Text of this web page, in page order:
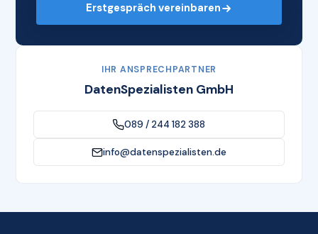
Erstgespräch vereinbaren
IHR ANSPRECHPARTNER
DatenSpezialisten GmbH
089 / 244 182 388
info@datenspezialisten.de